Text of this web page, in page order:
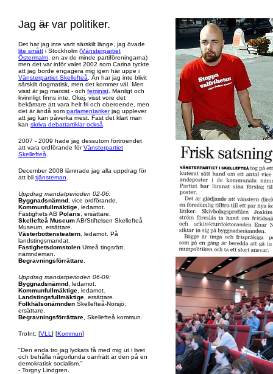
Jag är var politiker.
Det har jag inte varit särskilt länge, jag övade
lite smått i Stockholm (Vänsterpartiet
Östermalm , en av de minde partiföreningarna)
men det var inför valet 2002 som Carina tyckte
att jag borde engagera mig igen här uppe i
Vänsterpartiet Skellefteå . Än har jag inte blivit
särskilt dogmatisk, men det kommer väl. Men
visst är jag marxist - och feminist . Manligt och
kvinnligt finns inte. Okej, visst vore det
bekämare att vara helt fri och oberoende, men
det är ändå som parlamentarikerjag upplever
att jag kan påverka mest. Fast det klart man
kan skriva debattartiklar också
2007 - 2009 hade jag dessutom förtroendet
att vara ordförande förVänsterpartiet
Skellefteå
December 2008 lämnade jag alla uppdrag för
att bli tjänsteman
Uppdrag mandatperioden 02-06:
Byggnadsnämnd , vice ordförande.
Kommunfullmäktige , ledamot.
Fastighets AB Polaris , ersättare.
Skellefteå MuseumAB/Stiftelsen Skellefteå
Museum, ersättare.
Västerbottensteatern , ledamot. På
landstingsmandat.
Fastighetsdomstolen Umeå tingsrätt,
nämndeman.
Begravningsförrättare
Uppdrag mandatperioden 06-09:
Byggnadsnämnd , ledamot.
Kommunfullmäktige , ledamot.
Landstingsfullmäktige , ersättare.
Folkhälsonämnden Skellefteå-Norsjö,
ersättare.
Begravningsförrättare , Skellefteå kommun.
TroInt: [VLL ] [Kommun]
"Den enda tro jag lyckats få med mig ut i livet
och behålla någorlunda oanfrätt är den på en
demokratisk socialism."
- Torgny Lindgren.